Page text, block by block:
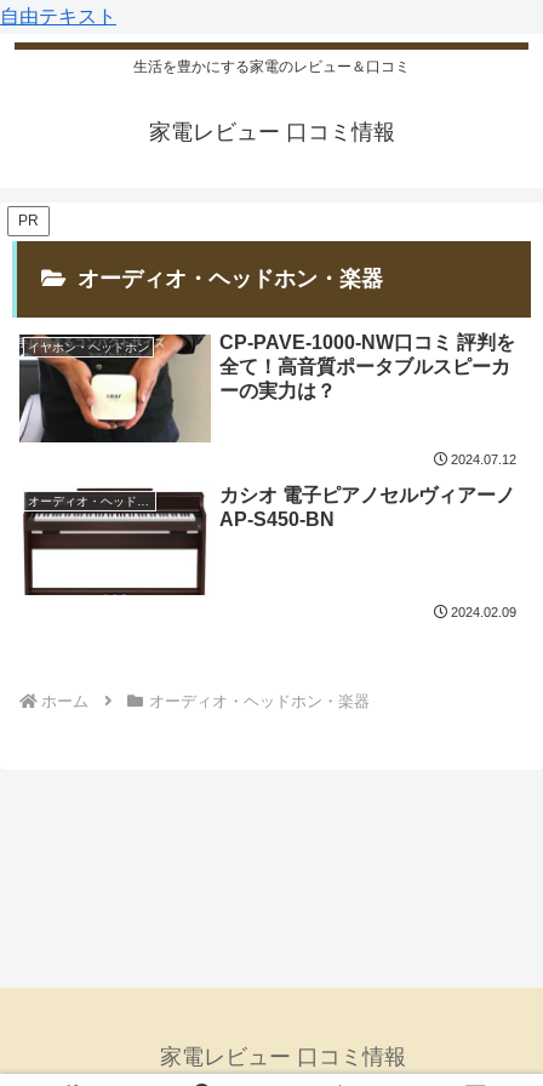
自由テキスト
生活を豊かにする家電のレビュー＆口コミ
家電レビュー 口コミ情報
PR
オーディオ・ヘッドホン・楽器
イヤホン・ヘッドホン
CP-PAVE-1000-NW口コミ 評判を
全て！高音質ポータブルスピーカ
ーの実力は？
2024.07.12
カシオ 電子ピアノセルヴィアーノ
AP-S450-BN
2024.02.09
ホーム オーディオ・ヘッドホン・楽器
家電レビュー 口コミ情報